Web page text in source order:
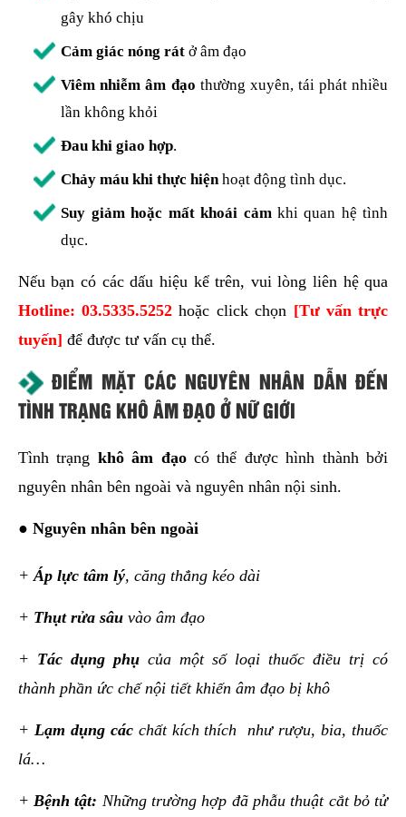
gây khó chịu
Cảm giác nóng rátở âm đạo
Viêm nhiễm âm đạo thường xuyên, tái phát nhiều
lần không khỏi
Đau khi giao hợp.
Chảy máu khi thực hiện hoạt động tình dục.
Suy giảm hoặc mất khoái cảmkhi quan hệ tình
dục.
Nếu bạn có các dấu hiệu kể trên, vui lòng liên hệ qua
Hotline: 03.5335.5252 hoặc click chọn [Tư vấn trực
tuyến] để được tư vấn cụ thể.
ĐIỂM MẶT CÁC NGUYÊN NHÂN DẪN ĐẾN
TÌNH TRẠNG KHÔ ÂM ĐẠO Ở NỮ GIỚI
Tình trạng khô âm đạocó thể được hình thành bởi
nguyên nhân bên ngoài và nguyên nhân nội sinh.
● Nguyên nhân bên ngoài
+ Áp lực tâm lý, căng thẳng kéo dài
+ Thụt rửa sâuvào âm đạo
+ Tác dụng phụcủa một số loại thuốc điều trị có
thành phần ức chế nội tiết khiến âm đạo bị khô
+ Lạm dụng các chất kích thích như rượu, bia, thuốc
lá…
+ Bệnh tật: Những trường hợp đã phẫu thuật cắt bỏ tử